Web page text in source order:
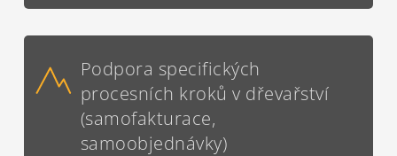
Podpora specifických
procesních kroků v dřevařství
(samofakturace,
samoobjednávky)